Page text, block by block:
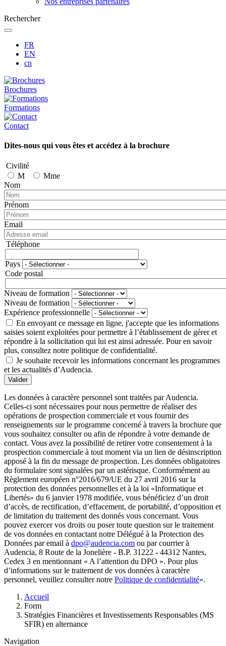
Rechercher
FR
EN
cn
Brochures
Formations
Contact
Dites-nous qui vous êtes et accédez à la brochure
Civilité
M
Mme
Nom
Prénom
Email
Téléphone
Adresse
Pays
Code postal
Niveau de formation
Niveau de formation
Expérience professionnelle
En envoyant ce message en ligne, j'accepte que les informations
saisies soient exploitées pour permettre à l’établissement de gérer et
répondre à la sollicitation qui lui est ainsi adressée. Pour en savoir
plus, consultez notre politique de confidentialité.
Je souhaite recevoir les informations concernant les programmes
et les actualités d’Audencia.
Valider
Les données à caractère personnel sont traitées par Audencia.
Celles-ci sont nécessaires pour nous permettre de réaliser des
opérations de prospection commerciale et vous fournir des
renseignements sur le programme concerné à travers la brochure que
vous souhaitez consulter ou afin de répondre à votre demande de
contact. Vous avez la possibilité de retirer votre consentement à la
prospection commerciale à tout moment via un lien de désinscription
apposé à la fin du message de prospection. Les données obligatoires
du formulaire sont signalées par un astérisque. Conformément au
Règlement européen n°2016/679/UE du 27 avril 2016 sur la
protection des données personnelles et à la loi «Informatique et
Libertés» du 6 janvier 1978 modifiée, vous bénéficiez d’un droit
d’accès, de rectification, d’effacement, de portabilité, d’opposition et
de limitation du traitement des donnés vous concernant. Vous
pouvez exercer vos droits ou poser toute question sur le traitement
de vos données en contactant notre Délégué à la Protection des
Données par email à dpo@audencia.com ou par courrier à
Audencia, 8 Route de la Jonelière - B.P. 31222 - 44312 Nantes,
Cedex 3 en mentionnant « A l’attention du DPO ». Pour plus
d’informations sur le traitement de vos données à caractère
personnel, veuillez consulter notre Politique de confidentialité».
d'Ariane
Accueil
Form
Stratégies Financières et Investissements Responsables (MS
SFIR) en alternance
Navigation